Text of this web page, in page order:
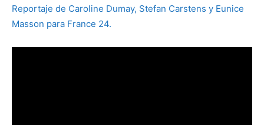
Reportaje de Caroline Dumay, Stefan Carstens y Eunice
Masson para France 24.